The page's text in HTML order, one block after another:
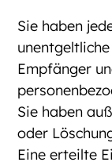
Sie haben
Empfänger
Sie haben
oder
Eine erteilte